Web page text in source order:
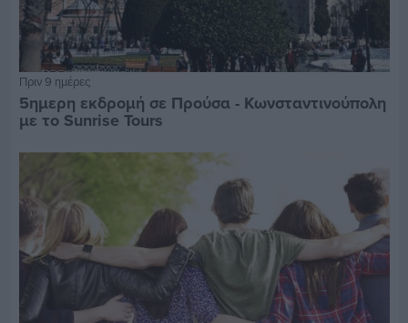
Πριν 9 ημέρες
5ημερη εκδρομή σε Προύσα - Κωνσταντινούπολη
με το Sunrise Tours